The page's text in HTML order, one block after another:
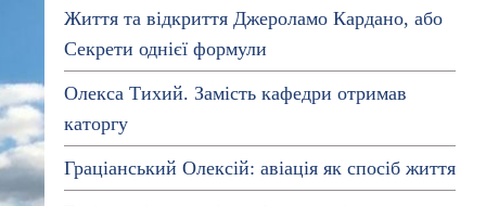
Життя та відкриття Джероламо Кардано, або
Секрети однієї формули
Олекса Тихий. Замість кафедри отримав
каторгу
Граціанський Олексій: авіація як спосіб життя